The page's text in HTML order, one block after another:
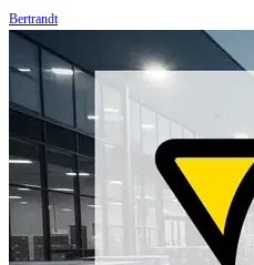
Bertrandt